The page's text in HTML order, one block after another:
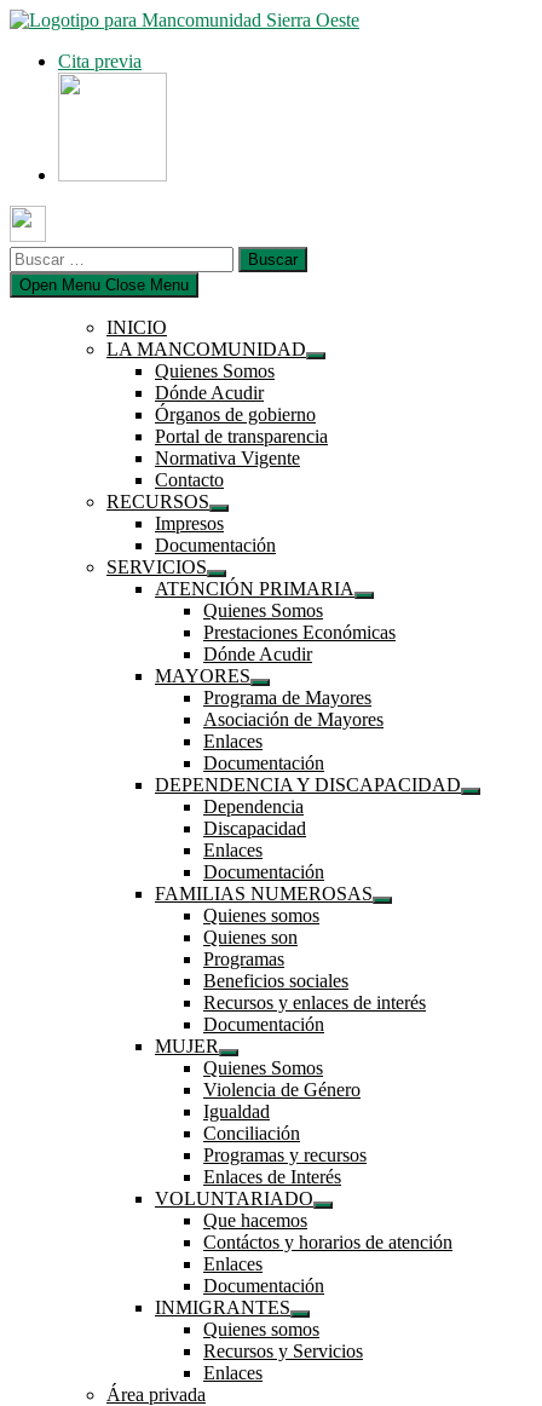
Saltar
contenidoCita previa
Buscar:
Open Menu Close Menu
INICIO
LA MANCOMUNIDAD
Mostrar
Quienes Somos
Dónde Acudir
Órganos de gobierno
Portal de transparencia
Normativa Vigente
Contacto
RECURSOS
Mostrar
el
submenú
Impresos
Documentación
SERVICIOS
Mostrar
el
submenú
ATENCIÓN PRIMARIA
Mostrar
el
submenú
Quienes Somos
Prestaciones Económicas
Dónde Acudir
MAYORES
Mostrar
el
submenú
Programa de Mayores
Asociación de Mayores
Enlaces
Documentación
DEPENDENCIA Y DISCAPACIDAD
Mostrar
Dependencia
Discapacidad
Enlaces
Documentación
FAMILIAS NUMEROSAS
Mostrar
Quienes somos
Quienes son
Programas
Beneficios sociales
Recursos y enlaces de interés
Documentación
MUJER
Mostrar
el
submenú
Quienes Somos
Violencia de Género
Igualdad
Conciliación
Programas y recursos
Enlaces de Interés
VOLUNTARIADO
Mostrar
submenú
Que hacemos
Contáctos y horarios de atención
Enlaces
Documentación
INMIGRANTES
Mostrar
el
submenú
Quienes somos
Recursos y Servicios
Enlaces
Área privada